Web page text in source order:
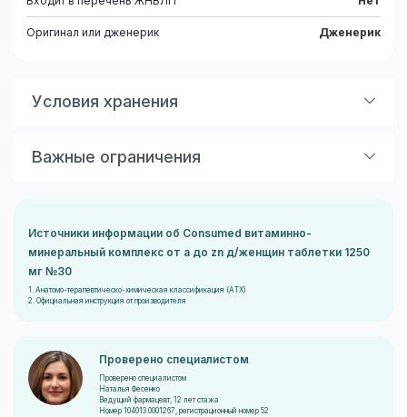
Оригинал или дженерик Дженерик
Условия хранения
недоступном для детей месте, при температуре не
Важные ограничения
Перед применением рекомендуется
проконсультироваться с врачом.
Источники информации об Consumed витаминно-
минеральный комплекс от a до zn д/женщин таблетки 1250
мг №30
1. Анатомо-терапевтическо-химическая классификация (ATX)
2. Официальная инструкция от производителя
Проверено специалистом
Проверено специалистом
Наталья Фесенко
Ведущий фармацевт, 12 лет стажа
Номер 104013 0001267, регистрационный номер 52